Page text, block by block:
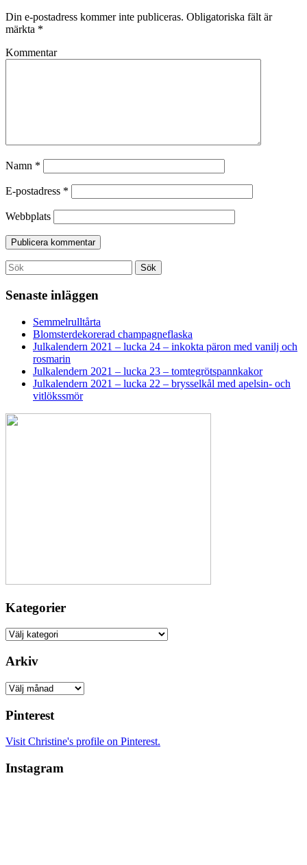
Din e-postadress kommer inte publiceras. Obligatoriska fält är
märkta *
Kommentar
Namn *
E-postadress *
Webbplats
Search
for:
Sök
Senaste inläggen
Semmelrulltårta
Blomsterdekorerad champagneflaska
Julkalendern 2021 – lucka 24 – inkokta päron med vanilj och
rosmarin
Julkalendern 2021 – lucka 23 – tomtegrötspannkakor
Julkalendern 2021 – lucka 22 – brysselkål med apelsin- och
vitlökssmör
Kategorier
Kategorier
Arkiv
Arkiv
Pinterest
Visit Christine's profile on Pinterest.
Instagram